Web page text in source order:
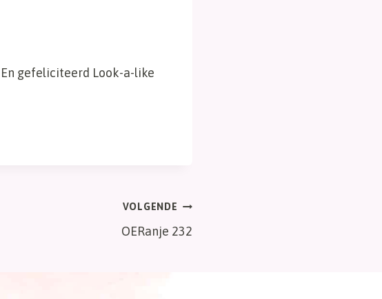
gefeliciteerd Look-a-like
VOLGENDE
OERanje 232